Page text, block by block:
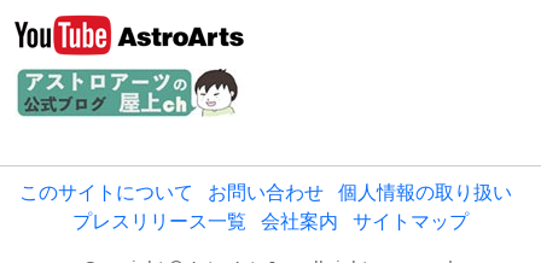
このサイトについて お問い合わせ 個人情報の取り扱い
プレスリリース一覧 会社案内 サイトマップ